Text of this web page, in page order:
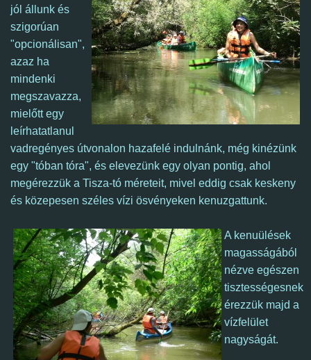
jól állunk és
szigorúan
"opcionálisan",
azaz ha
mindenki
megszavazza,
mielőtt egy
leírhatatlanul
vadregényes útvonalon hazafelé indulnánk, még kinézünk
egy "tóban tóra", és elevezünk egy olyan pontig, ahol
megérezzük a Tisza-tó méreteit, mivel eddig csak keskeny
és közepesen széles vízi ösvényeken kenuzgattunk.
A kenuülések
magasságából
nézve egészen
tisztességesnek
érezzük majd a
vízfelület
nagyságát.